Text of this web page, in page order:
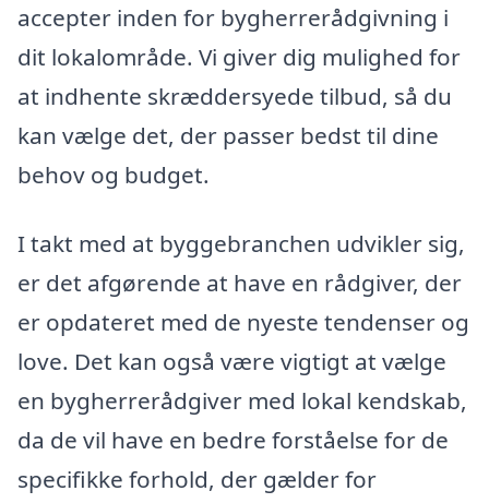
accepter inden for bygherrerådgivning i
dit lokalområde. Vi giver dig mulighed for
at indhente skræddersyede tilbud, så du
kan vælge det, der passer bedst til dine
behov og budget.
I takt med at byggebranchen udvikler sig,
er det afgørende at have en rådgiver, der
er opdateret med de nyeste tendenser og
love. Det kan også være vigtigt at vælge
en bygherrerådgiver med lokal kendskab,
da de vil have en bedre forståelse for de
specifikke forhold, der gælder for